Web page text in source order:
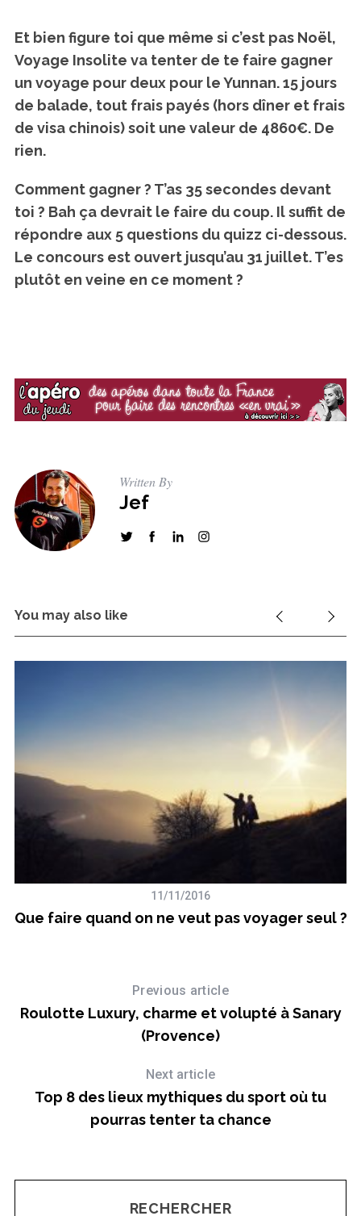
Et bien figure toi que même si c’est pas Noël,
Voyage Insolite va tenter de te faire gagner
un voyage pour deux pour le Yunnan. 15 jours
de balade, tout frais payés (hors dîner et frais
de visa chinois) soit une valeur de 4860€. De
rien.
Comment gagner ? T’as 35 secondes devant
toi ? Bah ça devrait le faire du coup. Il suffit de
répondre aux 5 questions du quizz ci-dessous.
Le concours est ouvert jusqu’au 31 juillet. T’es
plutôt en veine en ce moment ?
Written By
Jef
You may also like
11/11/2016
Que faire quand on ne veut pas voyager seul ?
Previous article
Roulotte Luxury, charme et volupté à Sanary
(Provence)
Next article
Top 8 des lieux mythiques du sport où tu
pourras tenter ta chance
RECHERCHER